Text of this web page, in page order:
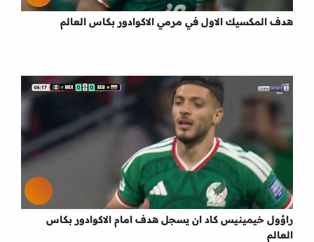
هدف المكسيك الاول في مرمي الاكوادور بكاس العالم
راؤول خيمينيس كاد ان يسجل هدف امام الاكوادور بكاس
العالم